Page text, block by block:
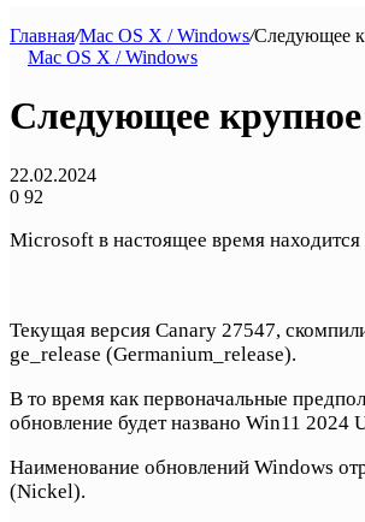
Главная/Mac OS X / Windows/Следующее
Mac OS X / Windows
Следующее
22.02.2024
0 92
Microsoft в настоящее время
Текущая версия Canary 27547,
ge_release (Germanium_release).
В то время как первоначальные
обновление будет названо Win11 2024
Наименование обновлений Windows
(Nickel).